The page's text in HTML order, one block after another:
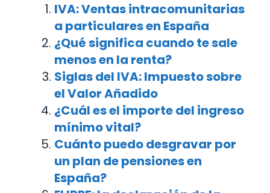
IVA: Ventas intracomunitarias
a particulares en España
¿Qué significa cuando te sale
menos en la renta?
Siglas del IVA: Impuesto sobre
el Valor Añadido
¿Cuál es el importe del ingreso
mínimo vital?
Cuánto puedo desgravar por
un plan de pensiones en
España?